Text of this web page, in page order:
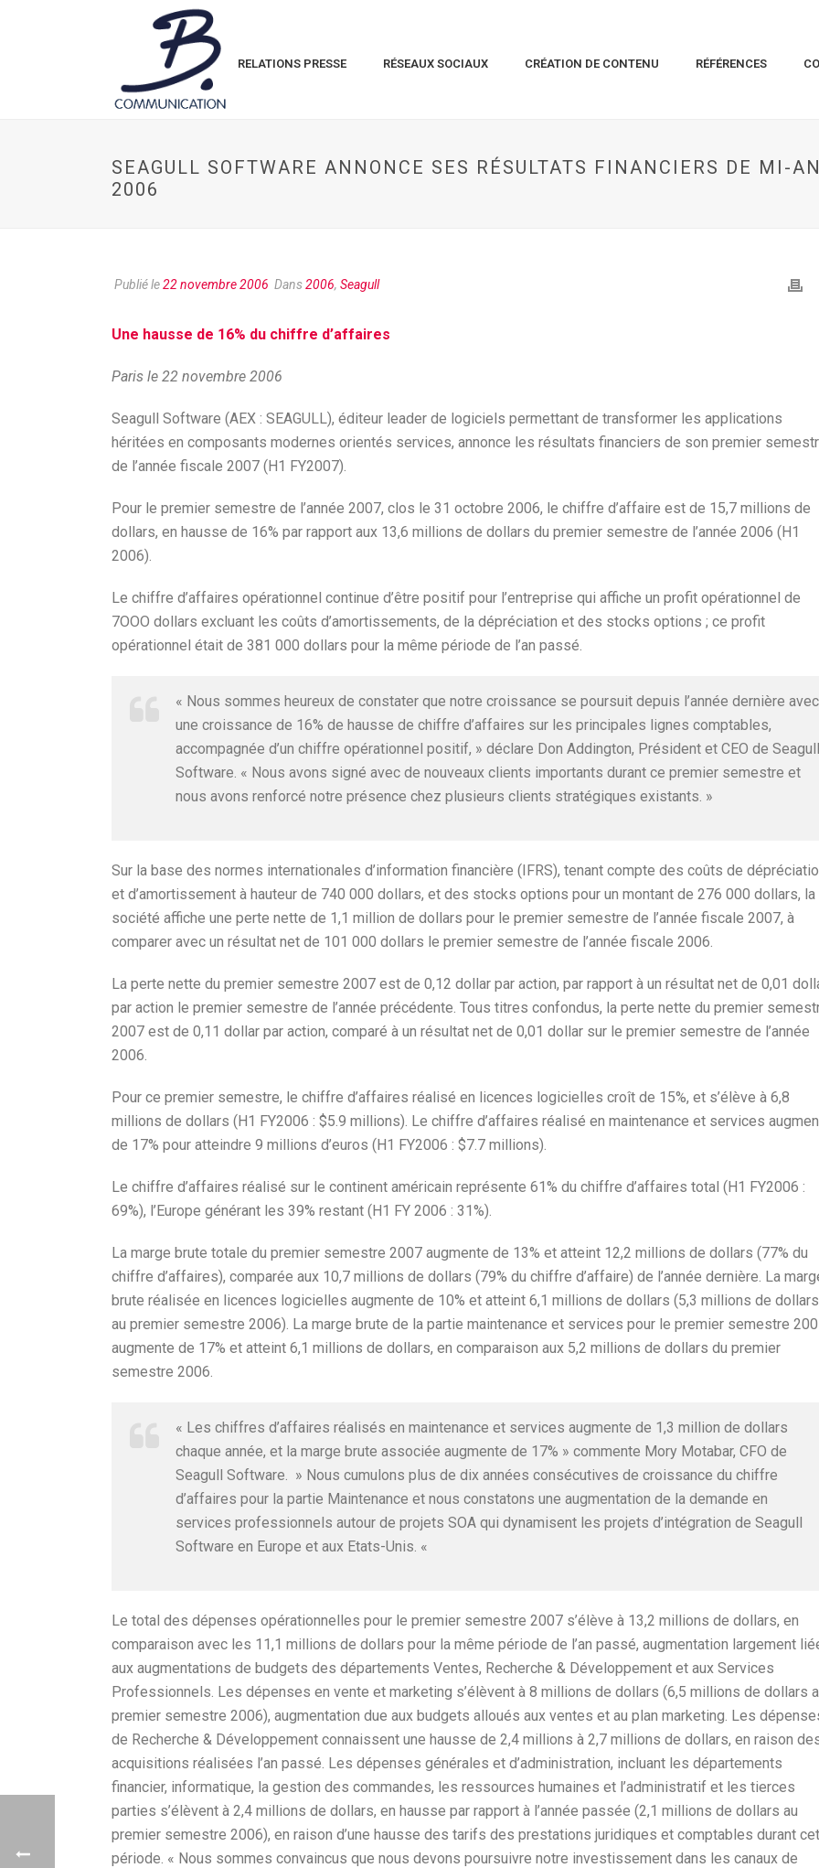
RELATIONS PRESSE RÉSEAUX SOCIAUX CRÉATION DE CONTENU RÉFÉRENCES
SEAGULL SOFTWARE ANNONCE SES RÉSULTATS FINANCIERS DE MI-
2006
Publié le22 novembre 2006 Dans2006, Seagull
Une hausse de 16% du chiffre d’affaires
Paris le 22 novembre 2006
Seagull Software (AEX : SEAGULL), éditeur leader de logiciels permettant de transformer les applications
héritées en composants modernes orientés services, annonce les résultats financiers de son premier
de l’année fiscale 2007 (H1 FY2007).
Pour le premier semestre de l’année 2007, clos le 31 octobre 2006, le chiffre d’affaire est de 15,7 millions de
dollars, en hausse de 16% par rapport aux 13,6 millions de dollars du premier semestre de l’année 2006 (H1
2006).
Le chiffre d’affaires opérationnel continue d’être positif pour l’entreprise qui affiche un profit opérationnel de
7OOO dollars excluant les coûts d’amortissements, de la dépréciation et des stocks options ; ce profit
opérationnel était de 381 000 dollars pour la même période de l’an passé.
« Nous sommes heureux de constater que notre croissance se poursuit depuis l’année dernière avec
une croissance de 16% de hausse de chiffre d’affaires sur les principales lignes comptables,
accompagnée d’un chiffre opérationnel positif, » déclare Don Addington, Président et CEO de Seagull
Software. « Nous avons signé avec de nouveaux clients importants durant ce premier semestre et
nous avons renforcé notre présence chez plusieurs clients stratégiques existants. »
Sur la base des normes internationales d’information financière (IFRS), tenant compte des coûts de
et d’amortissement à hauteur de 740 000 dollars, et des stocks options pour un montant de 276 000 dollars, la
société affiche une perte nette de 1,1 million de dollars pour le premier semestre de l’année fiscale 2007, à
comparer avec un résultat net de 101 000 dollars le premier semestre de l’année fiscale 2006.
La perte nette du premier semestre 2007 est de 0,12 dollar par action, par rapport à un résultat net de 0,01
par action le premier semestre de l’année précédente. Tous titres confondus, la perte nette du premier
2007 est de 0,11 dollar par action, comparé à un résultat net de 0,01 dollar sur le premier semestre de l’année
2006.
Pour ce premier semestre, le chiffre d’affaires réalisé en licences logicielles croît de 15%, et s’élève à 6,8
millions de dollars (H1 FY2006 : $5.9 millions). Le chiffre d’affaires réalisé en maintenance et services
de 17% pour atteindre 9 millions d’euros (H1 FY2006 : $7.7 millions).
Le chiffre d’affaires réalisé sur le continent américain représente 61% du chiffre d’affaires total (H1 FY2006 :
69%), l’Europe générant les 39% restant (H1 FY 2006 : 31%).
La marge brute totale du premier semestre 2007 augmente de 13% et atteint 12,2 millions de dollars (77% du
chiffre d’affaires), comparée aux 10,7 millions de dollars (79% du chiffre d’affaire) de l’année dernière. La
brute réalisée en licences logicielles augmente de 10% et atteint 6,1 millions de dollars (5,3 millions de dollars
au premier semestre 2006). La marge brute de la partie maintenance et services pour le premier semestre
augmente de 17% et atteint 6,1 millions de dollars, en comparaison aux 5,2 millions de dollars du premier
semestre 2006.
« Les chiffres d’affaires réalisés en maintenance et services augmente de 1,3 million de dollars
chaque année, et la marge brute associée augmente de 17% » commente Mory Motabar, CFO de
Seagull Software. » Nous cumulons plus de dix années consécutives de croissance du chiffre
d’affaires pour la partie Maintenance et nous constatons une augmentation de la demande en
services professionnels autour de projets SOA qui dynamisent les projets d’intégration de Seagull
Software en Europe et aux Etats-Unis. «
Le total des dépenses opérationnelles pour le premier semestre 2007 s’élève à 13,2 millions de dollars, en
comparaison avec les 11,1 millions de dollars pour la même période de l’an passé, augmentation largement
aux augmentations de budgets des départements Ventes, Recherche & Développement et aux Services
Professionnels. Les dépenses en vente et marketing s’élèvent à 8 millions de dollars (6,5 millions de dollars
premier semestre 2006), augmentation due aux budgets alloués aux ventes et au plan marketing. Les
de Recherche & Développement connaissent une hausse de 2,4 millions à 2,7 millions de dollars, en raison
acquisitions réalisées l’an passé. Les dépenses générales et d’administration, incluant les départements
financier, informatique, la gestion des commandes, les ressources humaines et l’administratif et les tierces
parties s’élèvent à 2,4 millions de dollars, en hausse par rapport à l’année passée (2,1 millions de dollars au
premier semestre 2006), en raison d’une hausse des tarifs des prestations juridiques et comptables durant
période. « Nous sommes convaincus que nous devons poursuivre notre investissement dans les canaux de